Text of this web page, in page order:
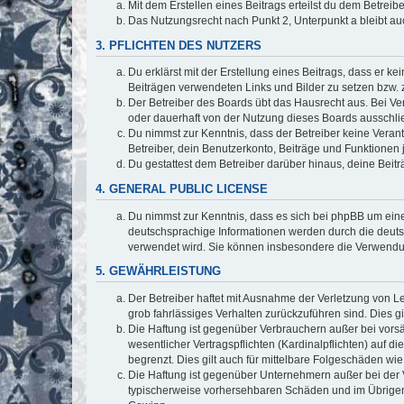
Mit dem Erstellen eines Beitrags erteilst du dem
Das Nutzungsrecht nach Punkt 2, Unterpunkt a bleibt
3. PFLICHTEN DES NUTZERS
Du erklärst mit der Erstellung eines Beitrags, dass er
Beiträgen verwendeten Links und Bilder zu setzen bzw.
Der Betreiber des Boards übt das Hausrecht aus. Bei
oder dauerhaft von der Nutzung dieses Boards
Du nimmst zur Kenntnis, dass der Betreiber keine
Betreiber, dein Benutzerkonto, Beiträge und
Du gestattest dem Betreiber darüber hinaus, deine
4. GENERAL PUBLIC LICENSE
Du nimmst zur Kenntnis, dass es sich bei phpBB um
deutschsprachige Informationen werden durch die
verwendet wird. Sie können insbesondere die
5. GEWÄHRLEISTUNG
Der Betreiber haftet mit Ausnahme der Verletzung von
grob fahrlässiges Verhalten zurückzuführen sind. Dies
Die Haftung ist gegenüber Verbrauchern außer bei
wesentlicher Vertragspflichten (Kardinalpflichten) auf
begrenzt. Dies gilt auch für mittelbare Folgeschäden
Die Haftung ist gegenüber Unternehmern außer bei
typischerweise vorhersehbaren Schäden und im